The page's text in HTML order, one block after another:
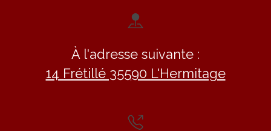
À l'adresse suivante :
14 Frétillé 35590 L'Hermitage